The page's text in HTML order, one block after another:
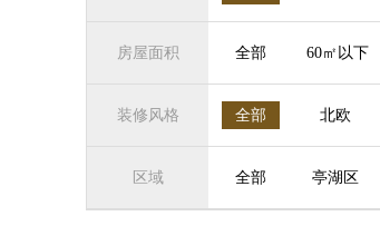
房屋面积 全部 60㎡以下
装修风格 全部 北欧
区域 全部 亭湖区